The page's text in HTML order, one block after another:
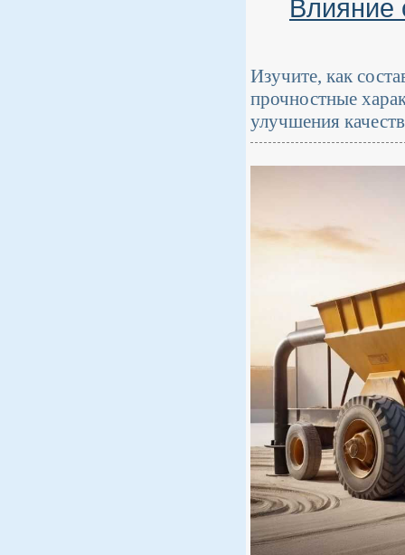
Влияние
Изучите, как
прочностные
улучшения